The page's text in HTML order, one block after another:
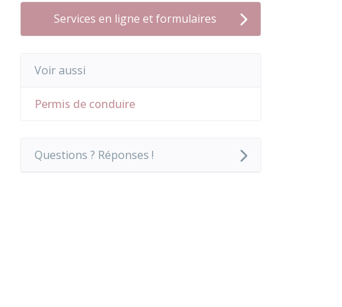
Services en ligne et formulaires
Voir aussi
Permis de conduire
Questions ? Réponses !